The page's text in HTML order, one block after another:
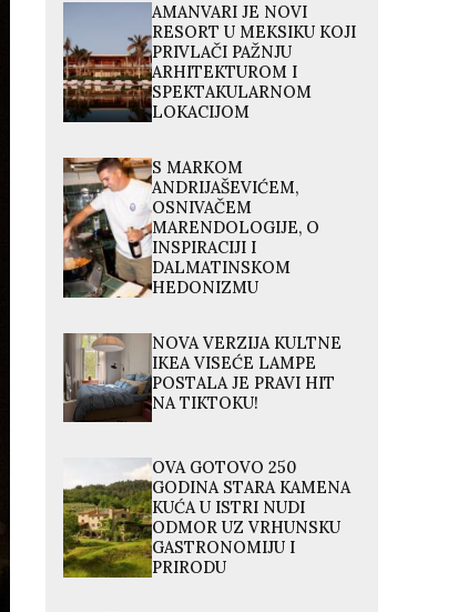
AMANVARI JE NOVI
RESORT U MEKSIKU KOJI
PRIVLAČI PAŽNJU
ARHITEKTUROM I
SPEKTAKULARNOM
LOKACIJOM
S MARKOM
ANDRIJAŠEVIĆEM,
OSNIVAČEM
MARENDOLOGIJE, O
INSPIRACIJI I
DALMATINSKOM
HEDONIZMU
NOVA VERZIJA KULTNE
IKEA VISEĆE LAMPE
POSTALA JE PRAVI HIT
NA TIKTOKU!
OVA GOTOVO 250
GODINA STARA KAMENA
KUĆA U ISTRI NUDI
ODMOR UZ VRHUNSKU
GASTRONOMIJU I
PRIRODU